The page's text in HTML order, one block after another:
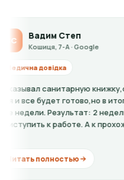
Степ
7-А · Google
довідка
санитарную
будет готово,но в итоге почти
Результат: 2 недели не мог
к работе. А к прохождению
полностью